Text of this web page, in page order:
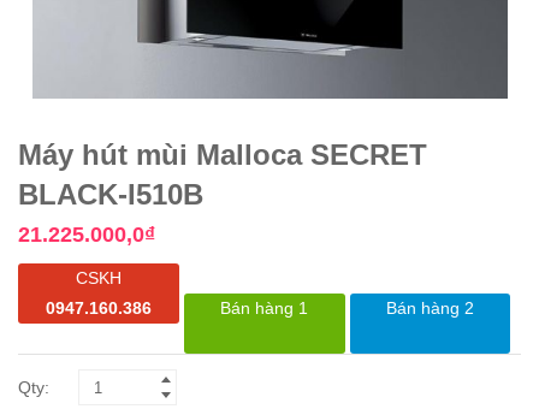
Máy hút mùi Malloca SECRET
BLACK-I510B
21.225.000,0₫
CSKH
0947.160.386
Bán hàng 1 Bán hàng 2